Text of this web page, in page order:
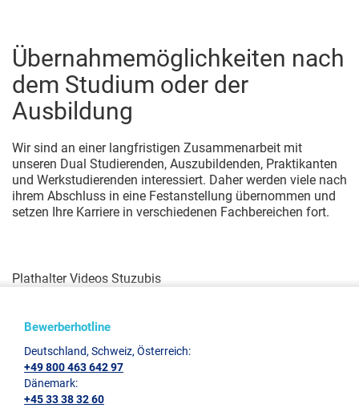
Übernahmemöglichkeiten nach
dem Studium oder der
Ausbildung
Wir sind an einer langfristigen Zusammenarbeit mit
unseren Dual Studierenden, Auszubildenden, Praktikanten
und Werkstudierenden interessiert. Daher werden viele nach
ihrem Abschluss in eine Festanstellung übernommen und
setzen Ihre Karriere in verschiedenen Fachbereichen fort.
Plathalter Videos Stuzubis
Bewerberhotline
Deutschland, Schweiz, Österreich:
+49 800 463 642 97
Dänemark:
+45 33 38 32 60